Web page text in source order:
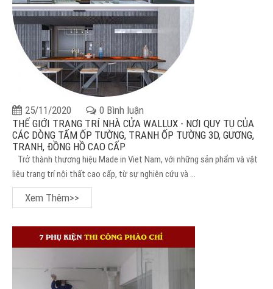
25/11/2020
0 Bình luận
THẾ GIỚI TRANG TRÍ NHÀ CỬA WALLUX - NƠI QUY TỤ CỦA
CÁC DÒNG TẤM ỐP TƯỜNG, TRANH ỐP TƯỜNG 3D, GƯƠNG,
TRANH, ĐỒNG HỒ CAO CẤP
Trở thành thương hiệu Made in Viet Nam, với những sản phẩm và vật
liệu trang trí nội thất cao cấp, từ sự nghiên cứu và ...
Xem Thêm>>